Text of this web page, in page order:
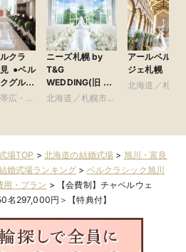
クラ
●ベル
グルー
広・釧
ニーズ札幌 by
T&G
WEDDING(旧 ヒ
ルサイドクラブ迎
北海道／札幌市・
アールベルア
ジェ札幌
北海道／札幌
場TOP > 北海道の結婚式場 > 旭川・富良
婚式場ランキング > ベルクラシック旭川
用・プラン >
【会費制】チャペルウェ
名297,000円＞【特典付】